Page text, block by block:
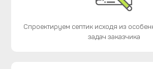
Спроектируем септик исходя из
задач заказчика